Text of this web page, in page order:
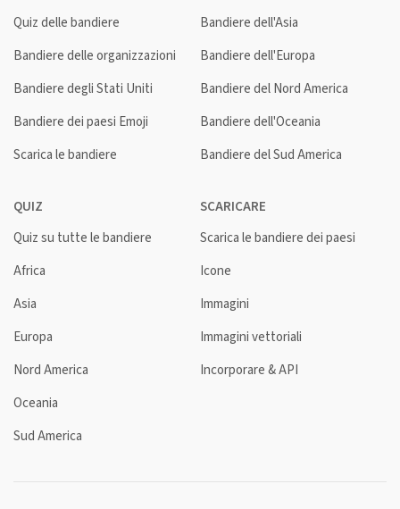
Quiz delle bandiere
Bandiere delle organizzazioni
Bandiere degli Stati Uniti
Bandiere dei paesi Emoji
Scarica le bandiere
Bandiere dell'Asia
Bandiere dell'Europa
Bandiere del Nord America
Bandiere dell'Oceania
Bandiere del Sud America
QUIZ
Quiz su tutte le bandiere
Africa
Asia
Europa
Nord America
Oceania
Sud America
SCARICARE
Scarica le bandiere dei paesi
Icone
Immagini
Immagini vettoriali
Incorporare & API